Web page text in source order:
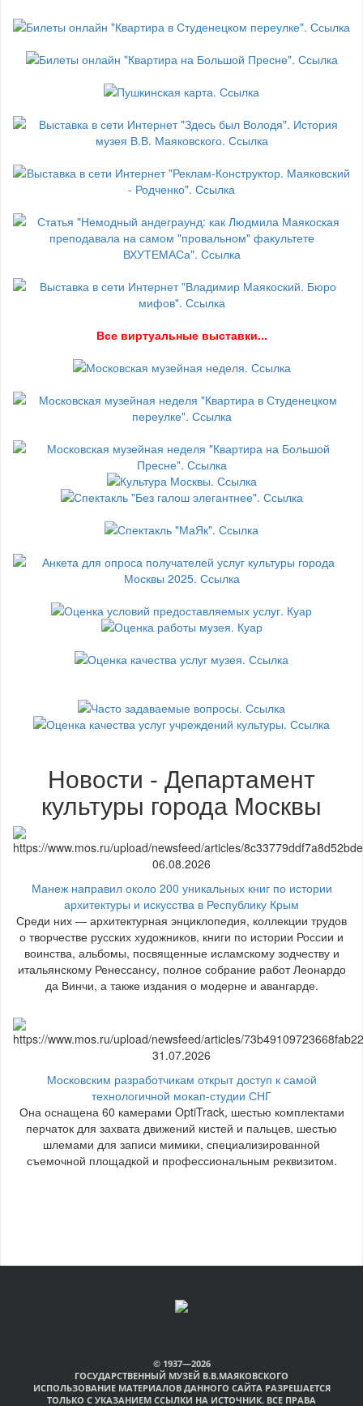
Все виртуальные выставки...
Новости - Департамент
культуры города Москвы
06.08.2026
Манеж направил около 200 уникальных книг по истории
архитектуры и искусства в Республику Крым
Среди них — архитектурная энциклопедия, коллекции трудов
о творчестве русских художников, книги по истории России и
воинства, альбомы, посвященные исламскому зодчеству и
итальянскому Ренессансу, полное собрание работ Леонардо
да Винчи, а также издания о модерне и авангарде.
31.07.2026
Московским разработчикам открыт доступ к самой
технологичной мокап-студии СНГ
Она оснащена 60 камерами OptiTrack, шестью комплектами
перчаток для захвата движений кистей и пальцев, шестью
шлемами для записи мимики, специализированной
съемочной площадкой и профессиональным реквизитом.
© 1937—2026
ГОСУДАРСТВЕННЫЙ МУЗЕЙ В.В.МАЯКОВСКОГО
ИСПОЛЬЗОВАНИЕ МАТЕРИАЛОВ ДАННОГО САЙТА РАЗРЕШАЕТСЯ
ТОЛЬКО С УКАЗАНИЕМ ССЫЛКИ НА ИСТОЧНИК. ВСЕ ПРАВА